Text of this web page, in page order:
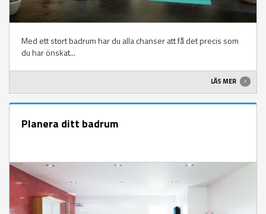
Med ett stort badrum har du alla chanser att få det precis som
du har önskat...
LÄS MER
Planera ditt badrum